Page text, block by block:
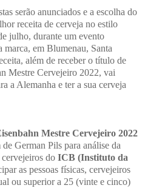
serão anunciados e a escolha do
receita de cerveja no estilo
julho, durante um evento
em Blumenau, Santa
além de receber o título de
Mestre Cervejeiro 2022, vai
a Alemanha e ter a sua cerveja
Mestre Cervejeiro 2022
German Pils para análise da
cervejeiros do ICB (Instituto da
as pessoas físicas, cervejeiros
ou superior a 25 (vinte e cinco)